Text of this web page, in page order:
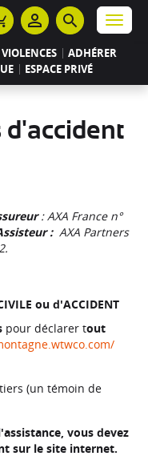
ADHÉRER
ESPACE PRIVÉ
Menu
d'accident
: AXA France n°
:AXA Partners
ou d'ACCIDENT
pour déclarer tout
(un témoin de
vous devez
sur le site internet.